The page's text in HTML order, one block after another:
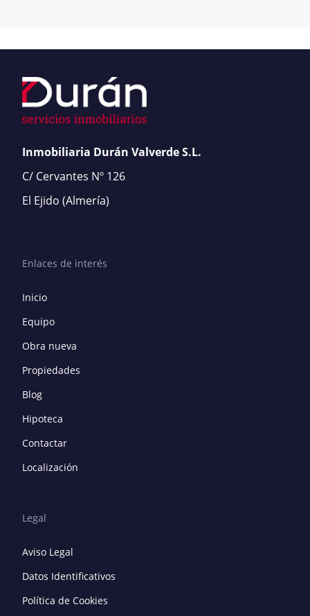
Inmobiliaria Durán Valverde S.L.
C/ Cervantes Nº 126
El Ejido (Almería)
Enlaces de interés
Inicio
Equipo
Obra nueva
Propiedades
Blog
Hipoteca
Contactar
Localización
Legal
Aviso Legal
Datos Identificativos
Política de Cookies